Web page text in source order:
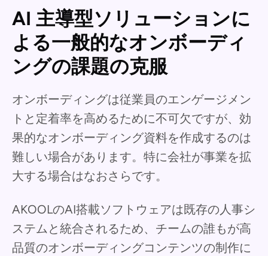
AI 主導型ソリューションに
よる一般的なオンボーディ
ングの課題の克服
オンボーディングは従業員のエンゲージメン
トと定着率を高めるために不可欠ですが、効
果的なオンボーディング資料を作成するのは
難しい場合があります。特に会社が事業を拡
大する場合はなおさらです。
AKOOLのAI搭載ソフトウェアは既存の人事シ
ステムと統合されるため、チームの誰もが高
品質のオンボーディングコンテンツの制作に